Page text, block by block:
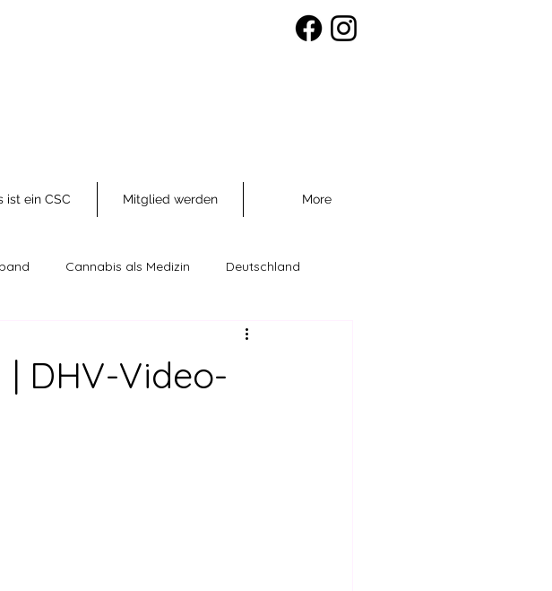
ist ein CSC Mitglied werden More
Cannabis als Medizin Deutschland
| DHV-Video-